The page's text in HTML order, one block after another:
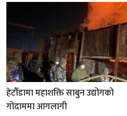
हेटौँडामा महाशक्ति साबुन उद्योगको
गोदाममा आगलागी